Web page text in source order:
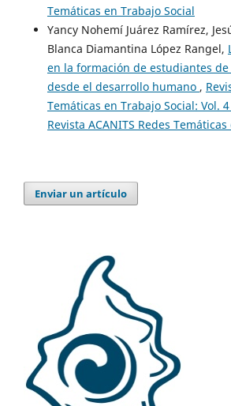
Temáticas en Trabajo Social
Yancy Nohemí Juárez Ramírez,
Blanca Diamantina López Rangel,
en la formación de estudiantes de
desde el desarrollo humano ,
Temáticas en Trabajo Social: Vol.
Revista ACANITS Redes
Enviar un artículo